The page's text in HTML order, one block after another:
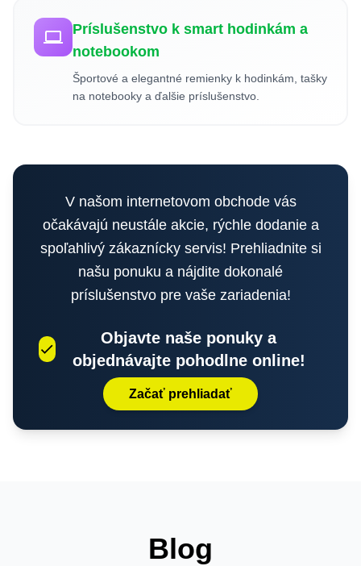
Príslušenstvo k smart hodinkám a
notebookom
Športové a elegantné remienky k hodinkám, tašky
na notebooky a ďalšie príslušenstvo.
V našom internetovom obchode vás
očakávajú neustále akcie, rýchle dodanie a
spoľahlivý zákaznícky servis! Prehliadnite si
našu ponuku a nájdite dokonalé
príslušenstvo pre vaše zariadenia!
Objavte naše ponuky a
objednávajte pohodlne online!
Začať prehliadať
Blog